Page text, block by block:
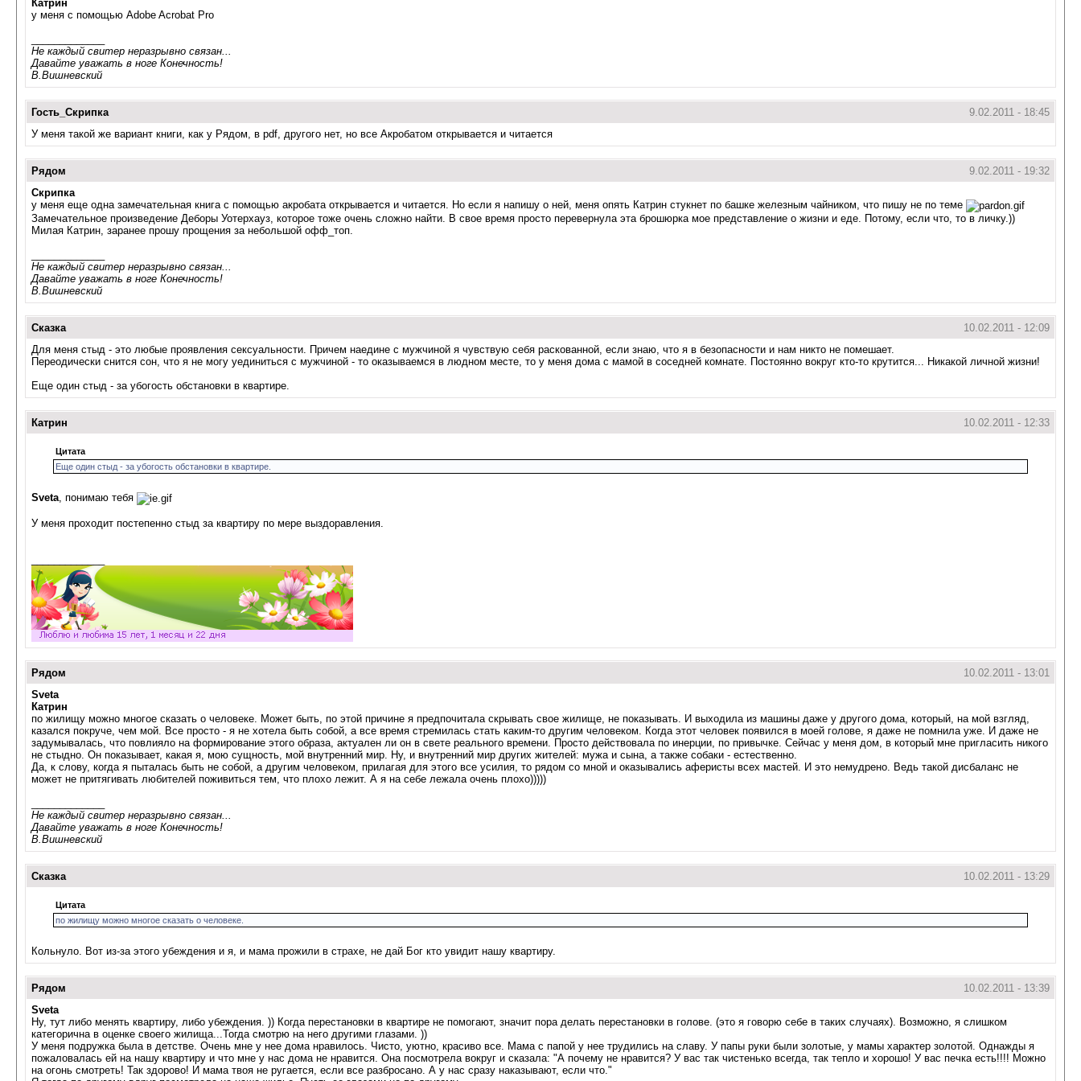
Катрин
у меня с помощью Adobe Acrobat Pro
Не каждый свитер неразрывно связан...
Давайте уважать в ноге Конечность!
В.Вишневский
Гость_Скрипка
9.02.2011 - 18:45
У меня такой же вариант книги, как у Рядом, в pdf, другого нет, но все Акробатом открывается и читается
Рядом
9.02.2011 - 19:32
Скрипка
у меня еще одна замечательная книга с помощью акробата открывается и читается. Но если я напишу о ней, меня опять Катрин стукнет по башке железным чайником, что пишу не по теме
Замечательное произведение Деборы Уотерхауз, которое тоже очень сложно найти. В свое время просто перевернула эта брошюрка мое представление о жизни и еде. Потому, если что, то в личку.))
Милая Катрин, заранее прошу прощения за небольшой офф_топ.
Не каждый свитер неразрывно связан...
Давайте уважать в ноге Конечность!
В.Вишневский
Сказка
10.02.2011 - 12:09
Для меня стыд - это любые проявления сексуальности. Причем наедине с мужчиной я чувствую себя раскованной, если знаю, что я в безопасности и нам никто не помешает.
Переодически снится сон, что я не могу уединиться с мужчиной - то оказываемся в людном месте, то у меня дома с мамой в соседней комнате. Постоянно вокруг кто-то крутится... Никакой личной жизни!
Еще один стыд - за убогость обстановки в квартире.
Катрин 10.02.2011 - 12:33
Цитата
Еще один стыд - за убогость обстановки в квартире.
Sveta , понимаю тебя
У меня проходит постепенно стыд за квартиру по мере выздоравления.
Рядом
10.02.2011 - 13:01
Sveta
Катрин
по жилищу можно многое сказать о человеке. Может быть, по этой причине я предпочитала скрывать свое жилище, не показывать. И выходила из машины даже у другого дома, который, на мой взгляд,
казался покруче, чем мой. Все просто - я не хотела быть собой, а все время стремилась стать каким-то другим человеком. Когда этот человек появился в моей голове, я даже не помнила уже. И даже не
задумывалась, что повлияло на формирование этого образа, актуален ли он в свете реального времени. Просто действовала по инерции, по привычке. Сейчас у меня дом, в который мне пригласить никого
не стыдно. Он показывает, какая я, мою сущность, мой внутренний мир. Ну, и внутренний мир других жителей: мужа и сына, а также собаки - естественно.
Да, к слову, когда я пыталась быть не собой, а другим человеком, прилагая для этого все усилия, то рядом со мной и оказывались аферисты всех мастей. И это немудрено. Ведь такой дисбаланс не
может не притягивать любителей поживиться тем, что плохо лежит. А я на себе лежала очень плохо)))))
Не каждый свитер неразрывно связан...
Давайте уважать в ноге Конечность!
В.Вишневский
Сказка 10.02.2011 - 13:29
Цитата
по жилищу можно многое сказать о человеке.
Кольнуло. Вот из-за этого убеждения и я, и мама прожили в страхе, не дай Бог кто увидит нашу квартиру.
Рядом
10.02.2011 - 13:39
Sveta
Ну, тут либо менять квартиру, либо убеждения. )) Когда перестановки в квартире не помогают, значит пора делать перестановки в голове. (это я говорю себе в таких случаях). Возможно, я слишком
категорична в оценке своего жилища...Тогда смотрю на него другими глазами. ))
У меня подружка была в детстве. Очень мне у нее дома нравилось. Чисто, уютно, красиво все. Мама с папой у нее трудились на славу. У папы руки были золотые, у мамы характер золотой. Однажды я
пожаловалась ей на нашу квартиру и что мне у нас дома не нравится. Она посмотрела вокруг и сказала: "А почему не нравится? У вас так чистенько всегда, так тепло и хорошо! У вас печка есть!!!! Можно
на огонь смотреть! Так здорово! И мама твоя не ругается, если все разбросано. А у нас сразу наказывают, если что."